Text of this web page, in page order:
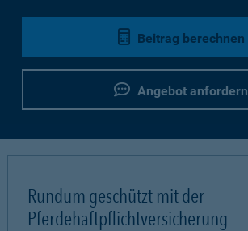
Beitrag berechnen
Angebot anfordern
Rundum geschützt mit der
Pferdehaftpflichtversicherung